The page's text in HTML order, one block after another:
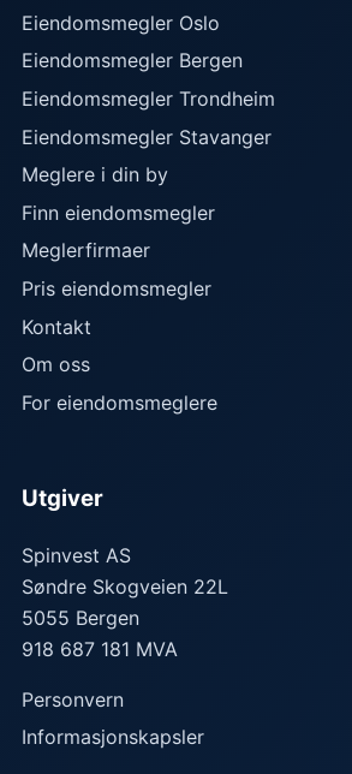
Eiendomsmegler Oslo
Eiendomsmegler Bergen
Eiendomsmegler Trondheim
Eiendomsmegler Stavanger
Meglere i din by
Finn eiendomsmegler
Meglerfirmaer
Pris eiendomsmegler
Kontakt
Om oss
For eiendomsmeglere
Utgiver
Spinvest AS
Søndre Skogveien 22L
5055 Bergen
918 687 181 MVA
Personvern
Informasjonskapsler